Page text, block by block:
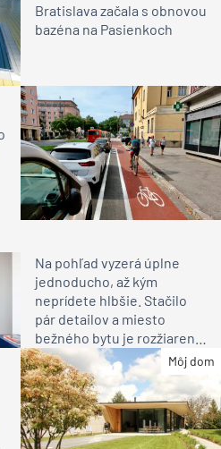
Bratislava začala s obnovou
bazéna na Pasienkoch
Na pohľad vyzerá úplne
jednoducho, až kým
neprídete hlbšie. Stačilo
pár detailov a miesto
bežného bytu je rozžiarené
bývanie pre rodinu
Môj dom